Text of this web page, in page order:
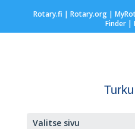
Rotary.fi | Rotary.org|
Finder|
Valitse sivu